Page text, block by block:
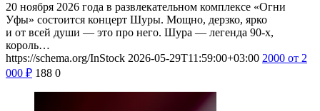
20 ноября 2026 года в развлекательном комплексе «Огни
Уфы» состоится концерт Шуры. Мощно, дерзко, ярко
и от всей души — это про него. Шура — легенда 90-х,
король…
https://schema.org/InStock 2026-05-29T11:59:00+03:00 2000 от 2
000 ₽ 188 0